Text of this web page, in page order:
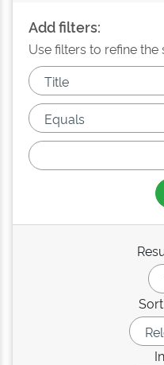
Add filters:
Use filters to refine the